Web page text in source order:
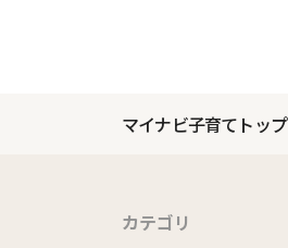
マイナビ子育てトップ
カテゴリ